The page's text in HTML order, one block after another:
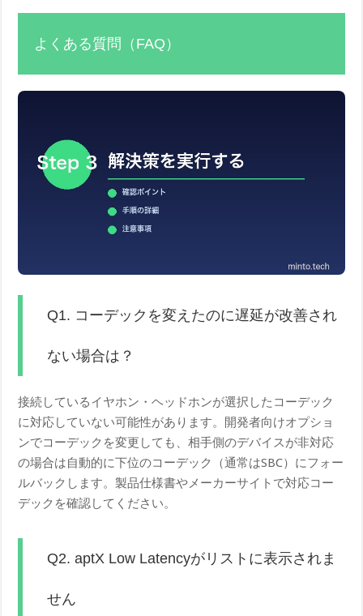
よくある質問（FAQ）
Q1. コーデックを変えたのに遅延が改善され
ない場合は？
接続しているイヤホン・ヘッドホンが選択したコーデック
に対応していない可能性があります。開発者向けオプショ
ンでコーデックを変更しても、相手側のデバイスが非対応
の場合は自動的に下位のコーデック（通常はSBC）にフォー
ルバックします。製品仕様書やメーカーサイトで対応コー
デックを確認してください。
Q2. aptX Low Latencyがリストに表示されま
せん